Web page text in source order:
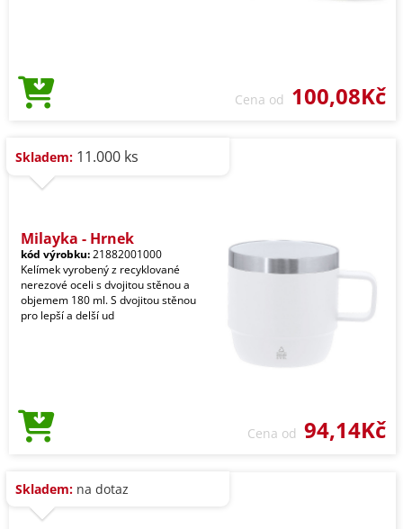
Cena od 100,08Kč
Skladem: 11.000 ks
Milayka - Hrnek
kód výrobku:21882001000
Kelímek vyrobený z recyklované
nerezové oceli s dvojitou stěnou a
objemem 180 ml. S dvojitou stěnou
pro lepší a delší ud
Cena od 94,14Kč
Skladem: na dotaz